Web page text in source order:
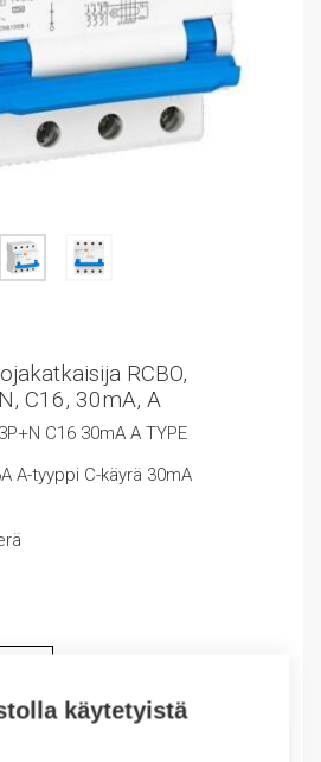
käytetyistä
RCBO,
C16, 30mA, A
C16 30mA A TYPE
A-tyyppi C-käyrä 30mA
OSTOSKORIIN